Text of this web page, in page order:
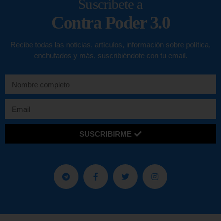
Suscríbete a
Contra Poder 3.0
Recibe todas las noticias, artículos, información sobre política,
enchufados y más, suscribiéndote con tu email.
SUSCRIBIRME